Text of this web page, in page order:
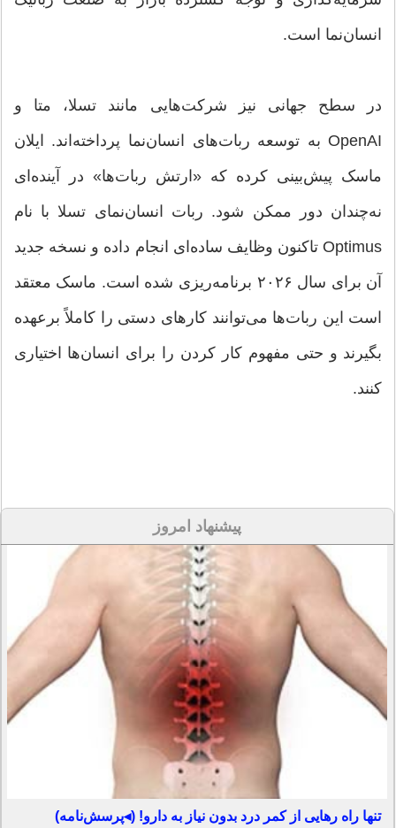
انسان‌نما است.
در سطح جهانی نیز شرکت‌هایی مانند تسلا، متا و
OpenAI به توسعه ربات‌های انسان‌نما پرداخته‌اند. ایلان
ماسک پیش‌بینی کرده که «ارتش ربات‌ها» در آینده‌ای
نه‌چندان دور ممکن شود. ربات انسان‌نمای تسلا با نام
Optimus تاکنون وظایف ساده‌ای انجام داده و نسخه جدید
آن برای سال ۲۰۲۶ برنامه‌ریزی شده است. ماسک معتقد
است این ربات‌ها می‌توانند کار‌های دستی را کاملاً برعهده
بگیرند و حتی مفهوم کار کردن را برای انسان‌ها اختیاری
کنند.
پیشنهاد امروز
تنها راه رهایی از کمر درد بدون نیاز به دارو! (◂پرسش‌نامه)